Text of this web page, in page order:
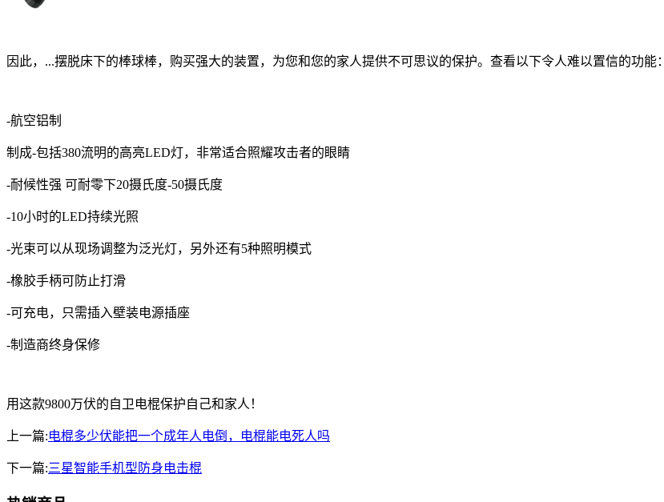
因此，...摆脱床下的棒球棒，购买强大的装置，为您和您的家人提供不可思议的保护。查看以下令人难以置信的功能：
-航空铝制
制成-包括380流明的高亮LED灯，非常适合照耀攻击者的眼睛
-耐候性强 可耐零下20摄氏度-50摄氏度
-10小时的LED持续光照
-光束可以从现场调整为泛光灯，另外还有5种照明模式
-橡胶手柄可防止打滑
-可充电，只需插入壁装电源插座
-制造商终身保修
用这款9800万伏的自卫电棍保护自己和家人！
上一篇:电棍多少伏能把一个成年人电倒，电棍能电死人吗
下一篇:三星智能手机型防身电击棍